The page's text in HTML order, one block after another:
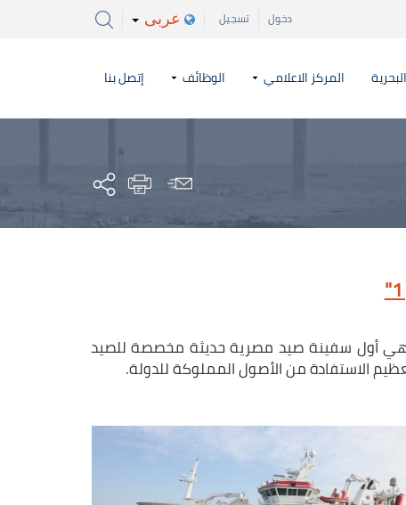
عربى دخول تسجيل
المركز الاعلامي الوظائف إتصل بنا
تم ضمها لهيئة قناة السويس في 2025 هي أول سفينة صيد مصرية حديثة مخصصة للصيد
الاستفادة من الأصول المملوكة للدولة.